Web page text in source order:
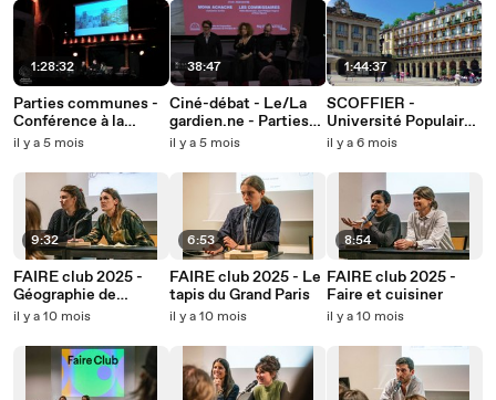
1:28:32
Parties communes -
Conférence à la
Maison de l'Archi IDF
il y a 5 mois
9:32
FAIRE club 2025 -
Géographie de
l'invisible
il y a 10 mois
38:47
Ciné-débat - Le/La
gardien.ne - Parties
communes
il y a 5 mois
6:53
FAIRE club 2025 - Le
tapis du Grand Paris
il y a 10 mois
1:44:37
SCOFFIER -
Université Populaire -
1# La place
il y a 6 mois
8:54
FAIRE club 2025 -
Faire et cuisiner
il y a 10 mois